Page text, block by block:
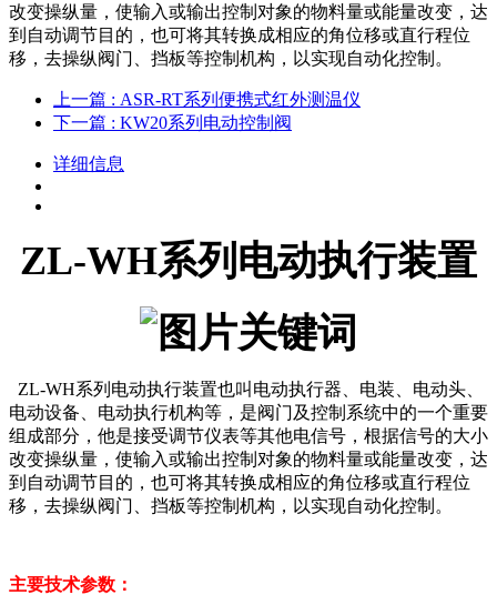
改变操纵量，使输入或输出控制对象的物料量或能量改变，达
到自动调节目的，也可将其转换成相应的角位移或直行程位
移，去操纵阀门、挡板等控制机构，以实现自动化控制。
上一篇 : ASR-RT系列便携式红外测温仪
下一篇 : KW20系列电动控制阀
详细信息
ZL-WH系列电动执行装置
ZL-WH系列电动执行装置也叫电动执行器
电装、电动头、
电动设备、电动执行机构等 ， 是阀门及控制系统中的一个重要
组成部分，他是接受调节仪表等其他电信号，根据信号的大小
改变操纵量，使输入或输出控制对象的物料量或能量改变，达
到自动调节目的 ， 也可将其转换成相应的角位移或直行程位
移，去操纵阀门、挡板等控制机构，以实现自动化控制。
主要技术参数：